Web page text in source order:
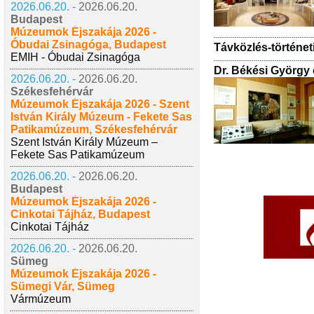
2026.06.20. - 2026.06.20.
Budapest
Múzeumok Éjszakája 2026 -
Óbudai Zsinagóga, Budapest
EMIH - Óbudai Zsinagóga
2026.06.20. - 2026.06.20.
Székesfehérvár
Múzeumok Éjszakája 2026 - Szent
István Király Múzeum - Fekete Sas
Patikamúzeum, Székesfehérvár
Szent István Király Múzeum –
Fekete Sas Patikamúzeum
2026.06.20. - 2026.06.20.
Budapest
Múzeumok Éjszakája 2026 -
Cinkotai Tájház, Budapest
Cinkotai Tájház
2026.06.20. - 2026.06.20.
Sümeg
Múzeumok Éjszakája 2026 -
Sümegi Vár, Sümeg
Vármúzeum
Távközlés-
Dr. Békési György